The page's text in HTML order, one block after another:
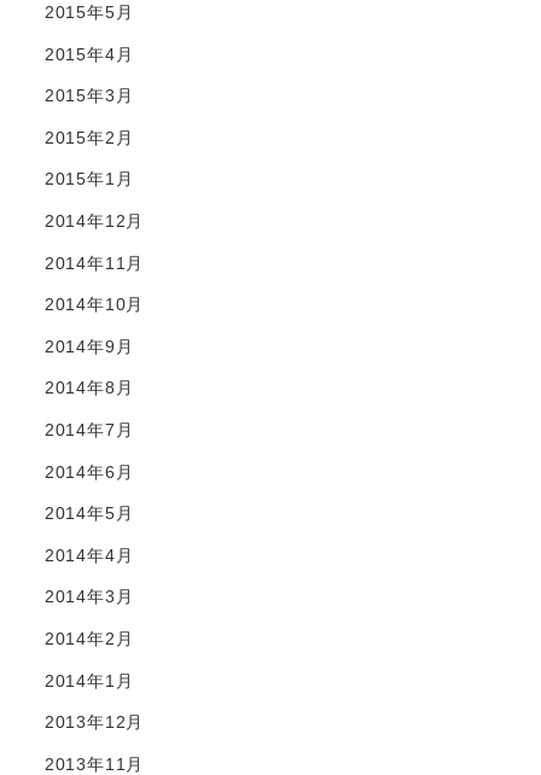
2015年5月
2015年4月
2015年3月
2015年2月
2015年1月
2014年12月
2014年11月
2014年10月
2014年9月
2014年8月
2014年7月
2014年6月
2014年5月
2014年4月
2014年3月
2014年2月
2014年1月
2013年12月
2013年11月